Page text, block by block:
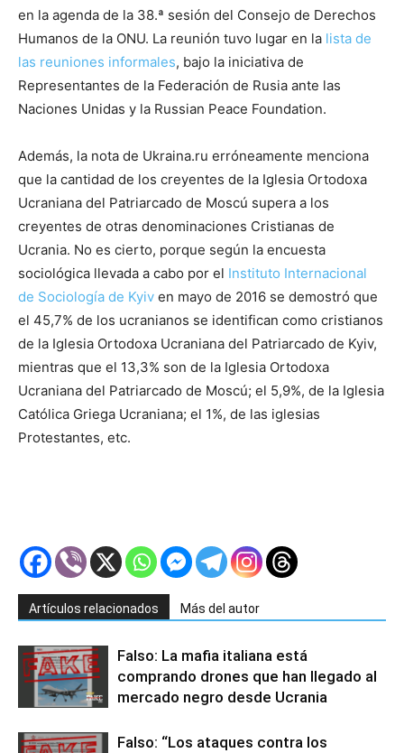
en la agenda de la 38.ª sesión del Consejo de Derechos
Humanos de la ONU. La reunión tuvo lugar en la lista de
las reuniones informales, bajo la iniciativa de
Representantes de la Federación de Rusia ante las
Naciones Unidas y la Russian Peace Foundation.
Además, la nota de Ukraina.ru erróneamente menciona
que la cantidad de los creyentes de la Iglesia Ortodoxa
Ucraniana del Patriarcado de Moscú supera a los
creyentes de otras denominaciones Cristianas de
Ucrania. No es cierto, porque según la encuesta
sociológica llevada a cabo por el Instituto Internacional
de Sociología de Kyiv en mayo de 2016 se demostró que
el 45,7% de los ucranianos se identifican como cristianos
de la Iglesia Ortodoxa Ucraniana del Patriarcado de Kyiv,
mientras que el 13,3% son de la Iglesia Ortodoxa
Ucraniana del Patriarcado de Moscú; el 5,9%, de la Iglesia
Católica Griega Ucraniana; el 1%, de las iglesias
Protestantes, etc.
Artículos relacionados Más del autor
Falso: La mafia italiana está
comprando drones que han llegado al
mercado negro desde Ucrania
Falso: “Los ataques contra los